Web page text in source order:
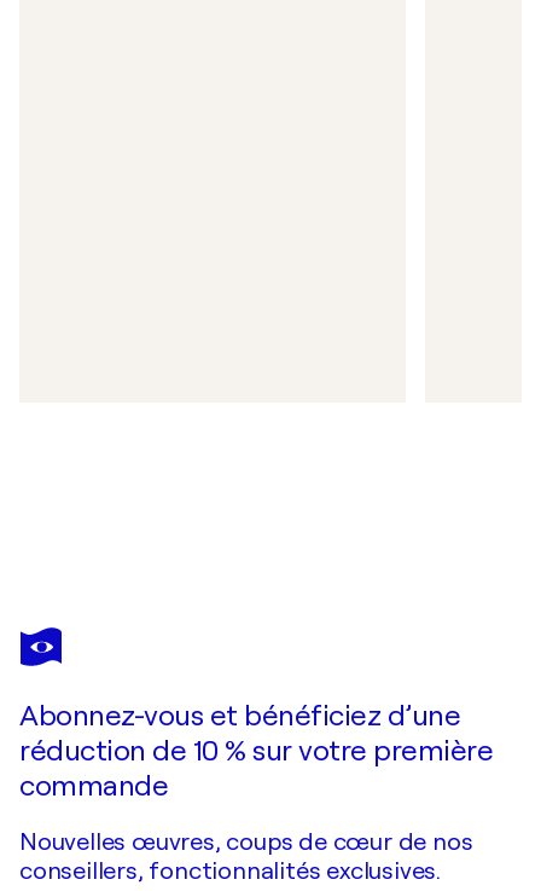
Abonnez-vous et bénéficiez d’une
réduction de 10 % sur votre première
commande
Nouvelles œuvres, coups de cœur de nos
conseillers, fonctionnalités exclusives.